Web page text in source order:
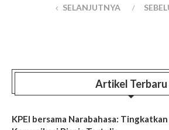
SELANJUTNYA
Artikel Terbaru
KPEI bersama Narabahasa: